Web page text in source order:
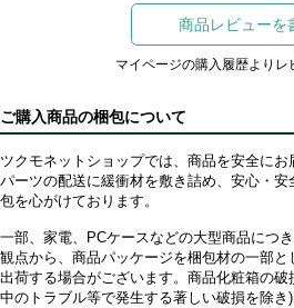
商品レビューを
マイページの購入履歴よりレ
ご購入商品の梱包について
ツクモネットショップでは、商品を安全に
パーツの配送に緩衝材を敷き詰め、安心・
包を心がけております。
一部、家電、PCケースなどの大型商品につ
観点から、商品パッケージを梱包材の一部
出荷する場合がございます。商品化粧箱の
中のトラブル等で発生する著しい破損を除